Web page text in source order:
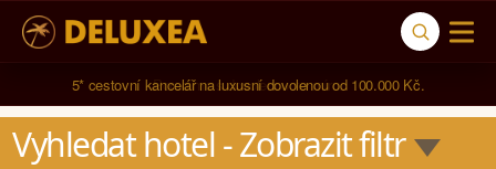
5* cestovní kancelář na luxusní dovolenou od 100.000 Kč.
Vyhledat hotel - Zobrazit filtr